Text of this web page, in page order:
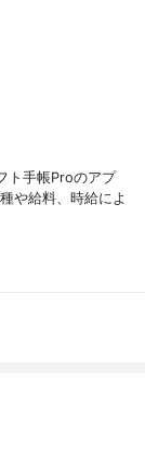
ト手帳Proのアプ
や給料、時給によ